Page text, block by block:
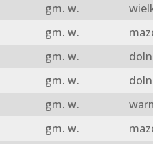
gm. w.
gm. w.
gm. w.
gm. w.
gm. w.
gm. w.